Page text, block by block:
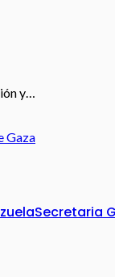
y…
Gaza
Secretaria